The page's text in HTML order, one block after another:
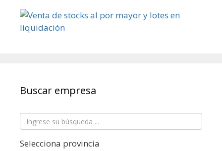
Buscar empresa
Selecciona provincia